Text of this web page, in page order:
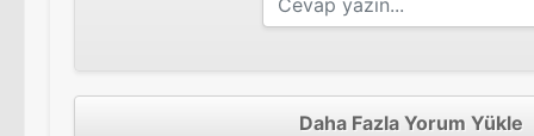
Daha Fazla Yorum Yükle